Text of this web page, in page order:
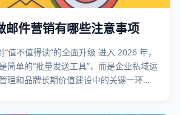
邮件营销有哪些注意事项
值不值得读”的全面升级 进入 2026 年，
简单的“批量发送工具”，而是企业私域运
理和品牌长期价值建设中的关键一环。